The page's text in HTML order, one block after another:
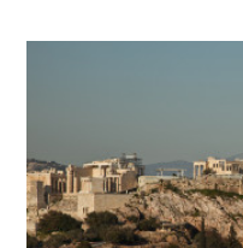
Trwa
wojna
o